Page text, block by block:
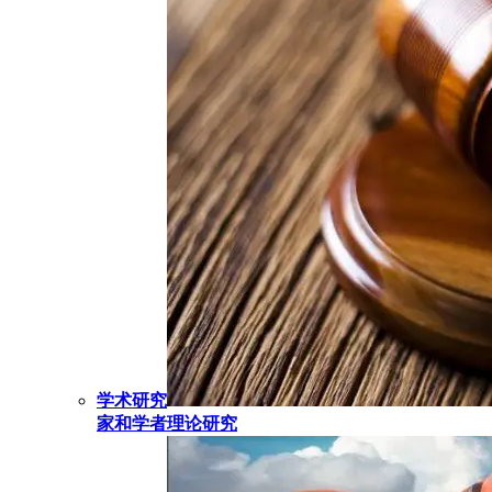
学术研究
家和学者理论研究